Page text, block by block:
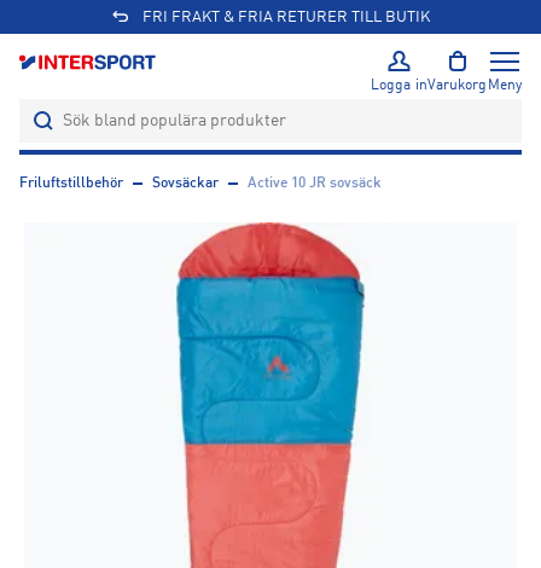
FRI FRAKT & FRIA RETURER TILL BUTIK
Logga inVarukorg Meny
Friluftstillbehör Sovsäckar Active 10 JR sovsäck